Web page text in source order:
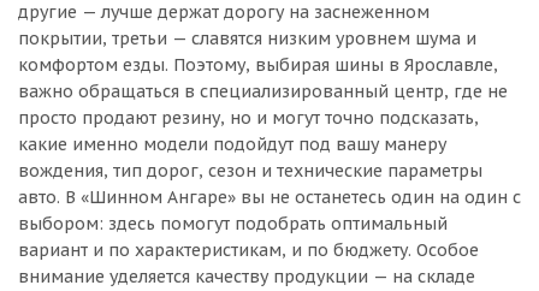
другие — лучше держат дорогу на заснеженном
покрытии, третьи — славятся низким уровнем шума и
комфортом езды. Поэтому, выбирая шины в Ярославле,
важно обращаться в специализированный центр, где не
просто продают резину, но и могут точно подсказать,
какие именно модели подойдут под вашу манеру
вождения, тип дорог, сезон и технические параметры
авто. В «Шинном Ангаре» вы не останетесь один на один с
выбором: здесь помогут подобрать оптимальный
вариант и по характеристикам, и по бюджету. Особое
внимание уделяется качеству продукции — на складе